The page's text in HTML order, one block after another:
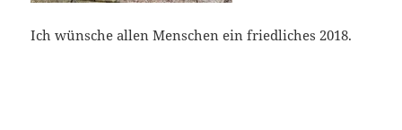
Ich wünsche allen Menschen ein friedliches 2018.